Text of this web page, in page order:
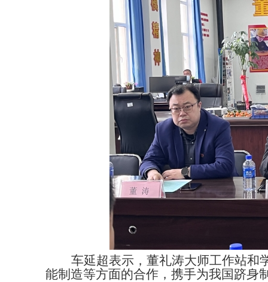
车延超表示，董礼涛大师工作站和
能制造等方面的合作，携手为我国跻身